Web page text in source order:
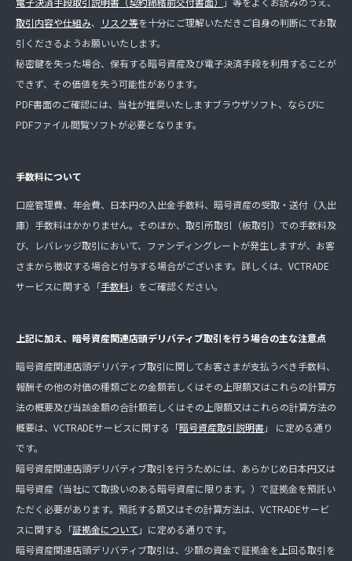
取引内容や仕組み、 リスク等を十分にご理解いただきご自身の判断にてお取
引くださるようお願いいたします。
秘密鍵を失った場合、保有する暗号資産及び電子決済手段を利用することが
できず、その価値を失う可能性があります。
PDF書面のご確認には、当社が推奨いたしますブラウザソフト、ならびに
PDFファイル閲覧ソフトが必要となります。
手数料について
口座管理費、年会費、日本円の入出金手数料、暗号資産の受取・送付（入出
庫）手数料はかかりません。そのほか、取引所取引（板取引）での手数料及
び、レバレッジ取引において、ファンディングレートが発生しますが、お客
さまから徴収する場合と付与する場合がございます。詳しくは、VCTRADE
サービスに関する「手数料」をご確認ください。
上記に加え、暗号資産関連店頭デリバティブ取引を行う場合の主な注意点
暗号資産関連店頭デリバティブ取引に関してお客さまが支払うべき手数料、
報酬その他の対価の種類ごとの金額若しくはその上限額又はこれらの計算方
法の概要及び当該金額の合計額若しくはその上限額又はこれらの計算方法の
概要は、VCTRADEサービスに関する「暗号資産取引説明書」 に定める通り
です。
暗号資産関連店頭デリバティブ取引を行うためには、あらかじめ日本円又は
暗号資産（当社にて取扱いのある暗号資産に限ります。）で証拠金を預託い
ただく必要があります。預託する額又はその計算方法は、VCTRADEサービ
スに関する「証拠金について 」に定める通りです。
暗号資産関連店頭デリバティブ取引は、少額の資金で証拠金を上回る取引を